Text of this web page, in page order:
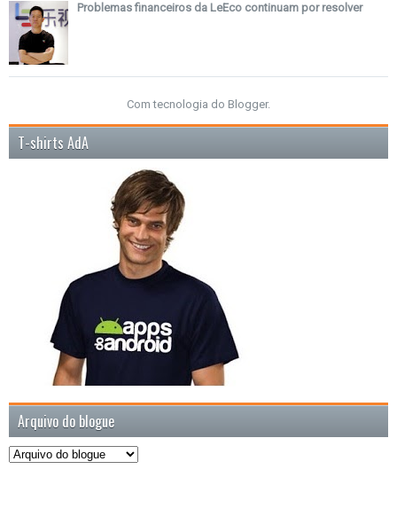
Problemas financeiros da LeEco continuam por resolver
Com tecnologia do Blogger.
T-shirts AdA
Arquivo do blogue